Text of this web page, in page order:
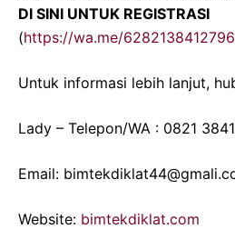
DI SINI UNTUK REGISTRASI
(https://wa.me/6282138412796
Untuk informasi lebih lanjut,
Lady – Telepon/WA : 0821
Email:
Website: bimtekdiklat.com